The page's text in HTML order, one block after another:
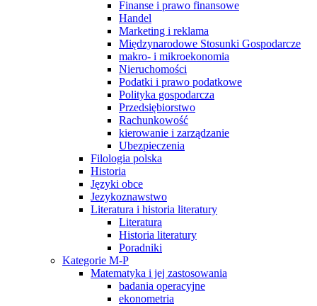
Finanse i prawo finansowe
Handel
Marketing i reklama
Międzynarodowe Stosunki Gospodarcze
makro- i mikroekonomia
Nieruchomości
Podatki i prawo podatkowe
Polityka gospodarcza
Przedsiębiorstwo
Rachunkowość
kierowanie i zarządzanie
Ubezpieczenia
Filologia polska
Historia
Języki obce
Jezykoznawstwo
Literatura i historia literatury
Literatura
Historia literatury
Poradniki
Kategorie M-P
Matematyka i jej zastosowania
badania operacyjne
ekonometria